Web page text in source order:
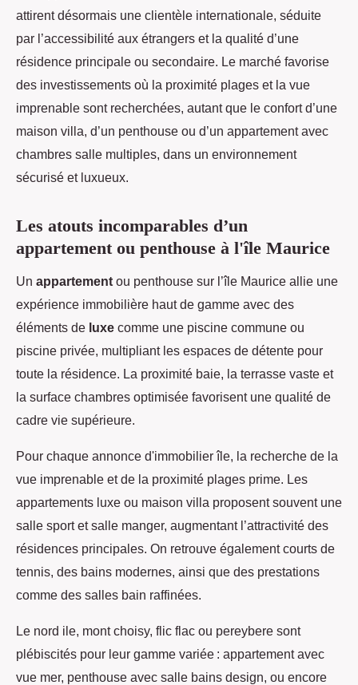
attirent désormais une clientèle internationale, séduite
par l’accessibilité aux étrangers et la qualité d’une
résidence principale ou secondaire. Le marché favorise
des investissements où la proximité plages et la vue
imprenable sont recherchées, autant que le confort d’une
maison villa, d’un penthouse ou d’un appartement avec
chambres salle multiples, dans un environnement
sécurisé et luxueux.
Les atouts incomparables d’un
appartement ou penthouse à l'île Maurice
Un appartement ou penthouse sur l’île Maurice allie une
expérience immobilière haut de gamme avec des
éléments de luxe comme une piscine commune ou
piscine privée, multipliant les espaces de détente pour
toute la résidence. La proximité baie, la terrasse vaste et
la surface chambres optimisée favorisent une qualité de
cadre vie supérieure.
Pour chaque annonce d'immobilier île, la recherche de la
vue imprenable et de la proximité plages prime. Les
appartements luxe ou maison villa proposent souvent une
salle sport et salle manger, augmentant l’attractivité des
résidences principales. On retrouve également courts de
tennis, des bains modernes, ainsi que des prestations
comme des salles bain raffinées.
Le nord ile, mont choisy, flic flac ou pereybere sont
plébiscités pour leur gamme variée : appartement avec
vue mer, penthouse avec salle bains design, ou encore